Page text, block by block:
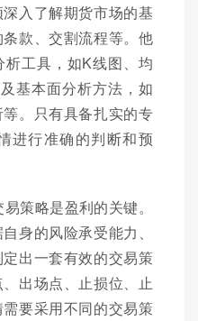
入了解期货市场的基
款、交割流程等。他
工具，如K线图、均
基本面分析方法，如
。只有具备扎实的专
进行准确的判断和预
策略是盈利的关键。
身的风险承受能力、
出一套有效的交易策
出场点、止损位、止
要采用不同的交易策